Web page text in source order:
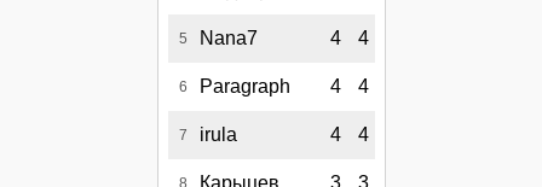
5 Nana7 4 4
6 Paragraph 4 4
7 irula 4 4
8 Карыцев 3 3